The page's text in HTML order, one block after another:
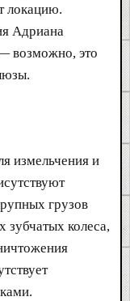
локацию.
Адриана
возможно, это
измельчения и
грузов
колеса,